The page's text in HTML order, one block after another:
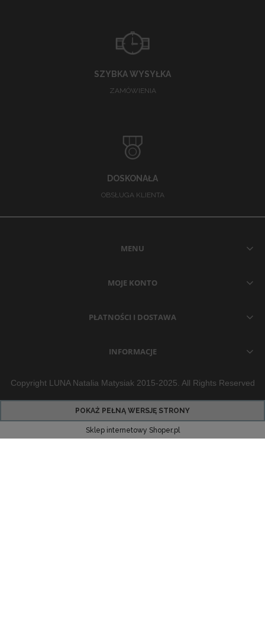
SZYBKA WYSYŁKA
ZAMÓWIENIA
DOSKONAŁA
OBSŁUGA KLIENTA
MENU
MOJE KONTO
PŁATNOŚCI I DOSTAWA
INFORMACJE
Copyright LUNA Natalia Matysiak 2015-2025. All Rights Reserved
POKAŻ PEŁNĄ WERSJĘ STRONY
Sklep internetowy Shoper.pl